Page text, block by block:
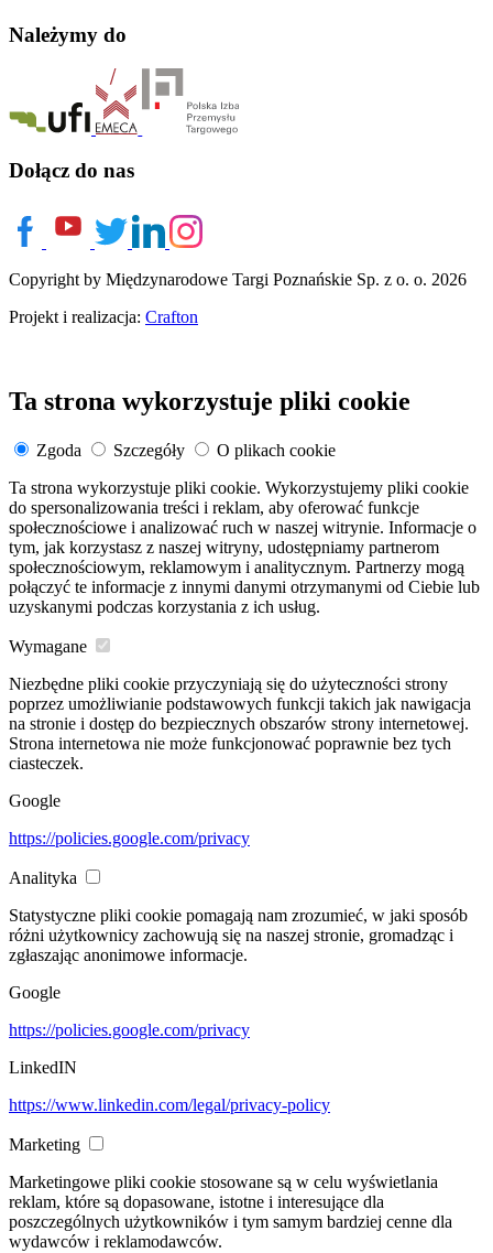
Należymy do
Dołącz do nas
Copyright by Międzynarodowe Targi Poznańskie Sp. z o. o. 2026
Projekt i realizacja: Crafton
Ta strona wykorzystuje pliki cookie
Zgoda Szczegóły
O plikach cookie
Ta strona wykorzystuje pliki cookie. Wykorzystujemy pliki cookie
do spersonalizowania treści i reklam, aby oferować funkcje
społecznościowe i analizować ruch w naszej witrynie. Informacje o
tym, jak korzystasz z naszej witryny, udostępniamy partnerom
społecznościowym, reklamowym i analitycznym. Partnerzy mogą
połączyć te informacje z innymi danymi otrzymanymi od Ciebie lub
uzyskanymi podczas korzystania z ich usług.
Wymagane
Niezbędne pliki cookie przyczyniają się do użyteczności strony
poprzez umożliwianie podstawowych funkcji takich jak nawigacja
na stronie i dostęp do bezpiecznych obszarów strony internetowej.
Strona internetowa nie może funkcjonować poprawnie bez tych
ciasteczek.
Google
https://policies.google.com/privacy
Analityka
Statystyczne pliki cookie pomagają nam zrozumieć, w jaki sposób
różni użytkownicy zachowują się na naszej stronie, gromadząc i
zgłaszając anonimowe informacje.
Google
https://policies.google.com/privacy
LinkedIN
https://www.linkedin.com/legal/privacy-policy
Marketing
Marketingowe pliki cookie stosowane są w celu wyświetlania
reklam, które są dopasowane, istotne i interesujące dla
poszczególnych użytkowników i tym samym bardziej cenne dla
wydawców i reklamodawców.